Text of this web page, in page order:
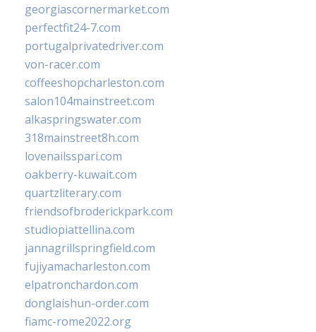
georgiascornermarket.com
perfectfit24-7.com
portugalprivatedriver.com
von-racer.com
coffeeshopcharleston.com
salon104mainstreet.com
alkaspringswater.com
318mainstreet8h.com
lovenailsspari.com
oakberry-kuwait.com
quartzliterary.com
friendsofbroderickpark.com
studiopiattellina.com
jannagrillspringfield.com
fujiyamacharleston.com
elpatronchardon.com
donglaishun-order.com
fiamc-rome2022.org